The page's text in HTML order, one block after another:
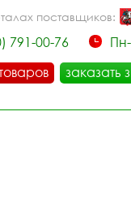
поставщиков:
791-00-76
заказать